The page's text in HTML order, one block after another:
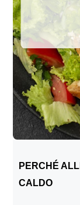
PERCHÉ
CALDO